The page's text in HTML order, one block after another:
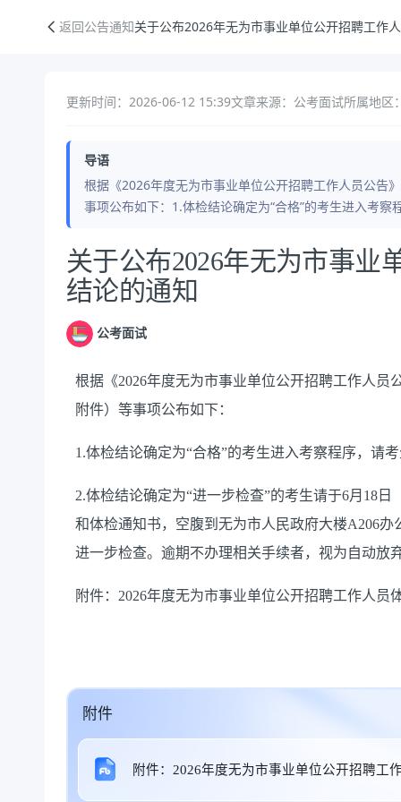
返回公告通知关于公布2026年无为市事业单位公开招聘工作
更新时间：2026-06-12 15:39文章来源：公考面试所属地区
导语
根据《2026年度无为市事业单位公开招聘工作人员公告
事项公布如下：1.体检结论确定为“合格”的考生进入考
公告正文
关于公布2026年无为市事业
结论的通知
公考面试
根据《2026年度无为市事业单位公开招聘工作人员
附件）等事项公布如下：
1.体检结论确定为“合格”的考生进入考察程序，请
2.体检结论确定为“进一步检查”的考生请于6月18
和体检通知书，空腹到无为市人民政府大楼A206
进一步检查。逾期不办理相关手续者，视为自动放
附件：2026年度无为市事业单位公开招聘工作人员
附件
附件：2026年度无为市事业单位公开招聘工